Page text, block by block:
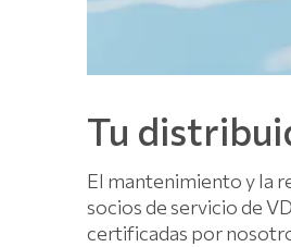
Tu
El mantenimiento y la
socios de servicio de
certificadas por